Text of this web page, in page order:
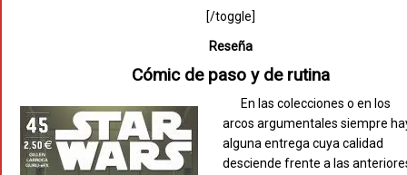
[/toggle]
Reseña
Cómic de paso y de rutina
En las colecciones o en los
arcos argumentales siempre
alguna entrega cuya calidad
desciende frente a las